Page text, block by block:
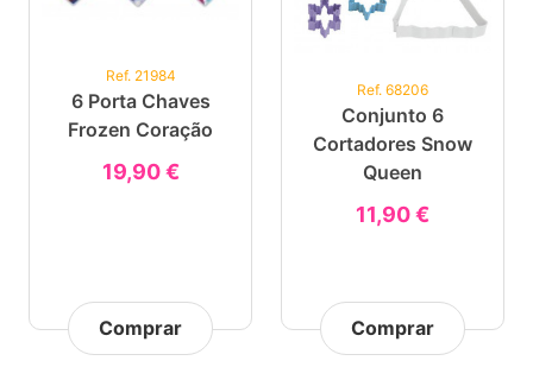
Ref. 21984
6 Porta Chaves
Frozen Coração
19,90 €
Comprar
Ref. 68206
Conjunto 6
Cortadores Snow
Queen
11,90 €
Comprar